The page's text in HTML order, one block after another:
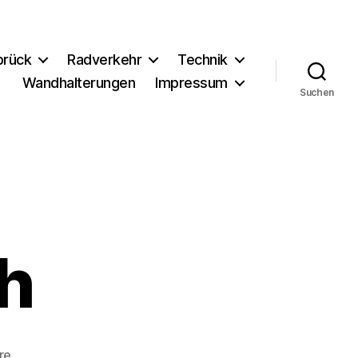
Radverkehr
Technik
Wandhalterungen
Impressum
Suchen
zu